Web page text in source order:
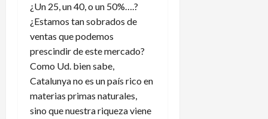
¿Un 25, un 40, o un 50%….?
¿Estamos tan sobrados de
ventas que podemos
prescindir de este mercado?
Como Ud. bien sabe,
Catalunya no es un país rico en
materias primas naturales,
sino que nuestra riqueza viene